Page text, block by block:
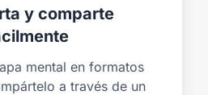
y comparte
mental en formatos
a través de un